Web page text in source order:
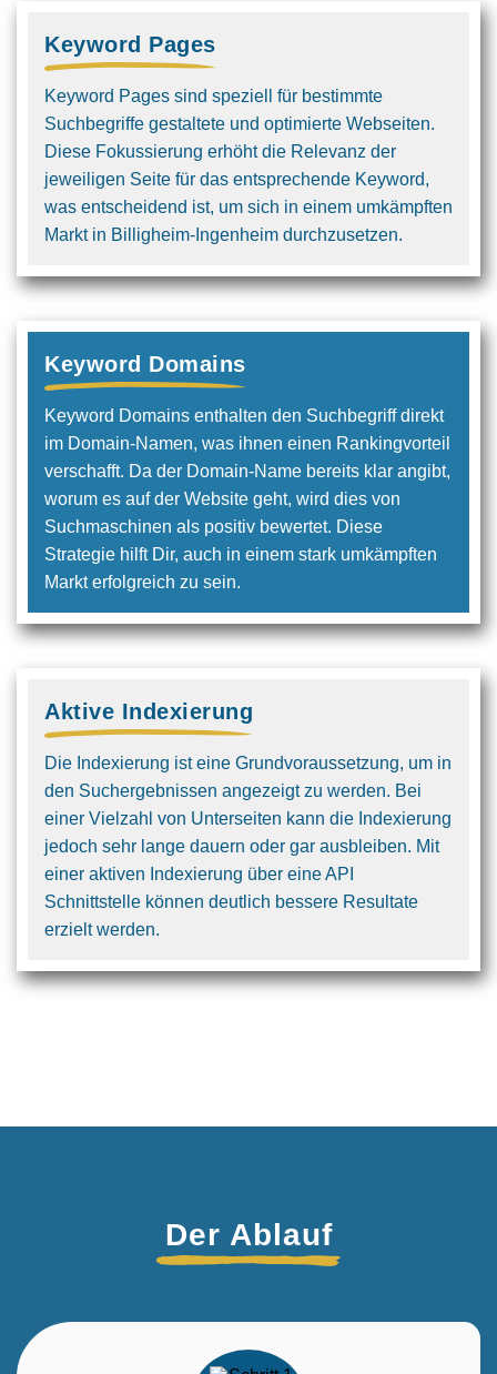
Keyword Pages
Keyword Pages sind speziell für bestimmte
Suchbegriffe gestaltete und optimierte Webseiten.
Diese Fokussierung erhöht die Relevanz der
jeweiligen Seite für das entsprechende Keyword,
was entscheidend ist, um sich in einem umkämpften
Markt in Billigheim-Ingenheim durchzusetzen.
Keyword Domains
Keyword Domains enthalten den Such­begriff direkt
im Domain-Namen, was ihnen einen Rankingvorteil
verschafft. Da der Domain-Name bereits klar angibt,
worum es auf der Website geht, wird dies von
Suchmaschinen als positiv bewertet. Diese
Strategie hilft Dir, auch in einem stark umkämpften
Markt erfolgreich zu sein.
Aktive Indexierung
Die Indexierung ist eine Grundvoraus­setzung, um in
den Suchergebnissen angezeigt zu werden. Bei
einer Vielzahl von Unterseiten kann die Indexierung
jedoch sehr lange dauern oder gar ausbleiben. Mit
einer aktiven Indexierung über eine API
Schnittstelle können deutlich bessere Resultate
erzielt werden.
Der Ablauf